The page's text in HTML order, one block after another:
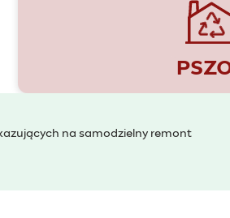
na samodzielny remont